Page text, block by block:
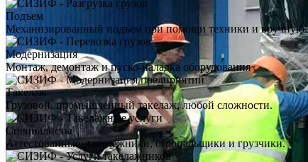
Подъем
Механизированный подъем при помощи техники и вручную.
Модернизация
Монтаж, демонтаж и пуско-наладка оборудования
Такелаж
Грузовой, промышленный такелаж, любой сложности.
Специалисты
Аттестованные, такелажники, стропальщики и грузчики.